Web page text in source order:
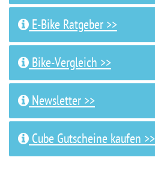
E-Bike Ratgeber >>
Bike-Vergleich >>
Newsletter >>
Cube Gutscheine kaufen >>